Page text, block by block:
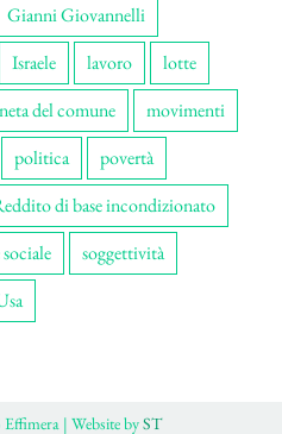
Gianni Giovannelli
Israele lavoro
lotte
del comune
movimenti
politica
povertà
di base incondizionato
soggettività
| Website byST